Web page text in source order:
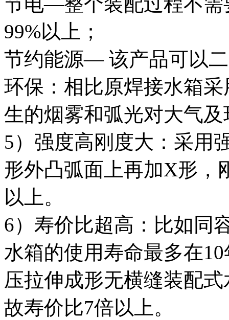
99%以上；
节约能源— 该产品可以
环保：相比原焊接水箱
生的烟雾和弧光对大气
5）强度高刚度大：采用
形外凸弧面上再加X形，
以上。
6）寿价比超高：比如同
水箱的使用寿命最多在
压拉伸成形无横缝装配
故寿价比7倍以上。